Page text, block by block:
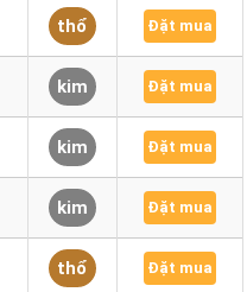
thổ Đặt mua
kim Đặt mua
kim Đặt mua
kim Đặt mua
thổ Đặt mua